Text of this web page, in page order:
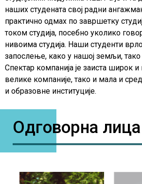
наших студената свој радни
практично одмах по завршетку
током студија, посебно уколико
нивоима студија. Наши студенти
запослење, како у нашој земљи, тако
Спектар компанија је заиста широк
велике компаније, тако и мала и
и образовне институције.
Одговорна лица